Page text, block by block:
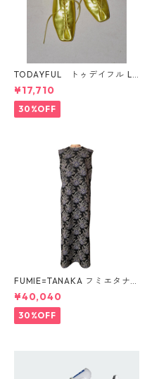
TODAYFUL トゥデイフル La
ceup Leather Shoes 1232101
1
¥17,710
30%OFF
FUMIE=TANAKA フミエタナ
カ flower JQ OP (BLK)F25S-
13
¥40,040
30%OFF